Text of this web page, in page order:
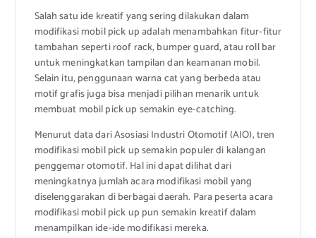
Salah satu ide kreatif yang sering dilakukan dalam
modifikasi mobil pick up adalah menambahkan fitur-fitur
tambahan seperti roof rack, bumper guard, atau roll bar
untuk meningkatkan tampilan dan keamanan mobil.
Selain itu, penggunaan warna cat yang berbeda atau
motif grafis juga bisa menjadi pilihan menarik untuk
membuat mobil pick up semakin eye-catching.
Menurut data dari Asosiasi Industri Otomotif (AIO), tren
modifikasi mobil pick up semakin populer di kalangan
penggemar otomotif. Hal ini dapat dilihat dari
meningkatnya jumlah acara modifikasi mobil yang
diselenggarakan di berbagai daerah. Para peserta acara
modifikasi mobil pick up pun semakin kreatif dalam
menampilkan ide-ide modifikasi mereka.